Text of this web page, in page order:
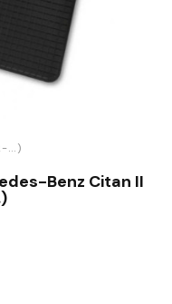
...)
Benz Citan II